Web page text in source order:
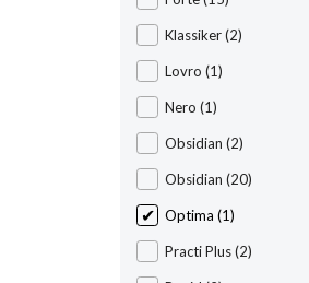
Klassiker(2)
Lovro (1)
Nero (1)
Obsidian (2)
Obsidian (20)
Optima (1)
Practi Plus(2)